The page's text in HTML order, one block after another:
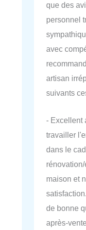
que des
personnel
avec
artisan
suivants
- Excellent
travailler
dans le
maison et
de bonne
après-